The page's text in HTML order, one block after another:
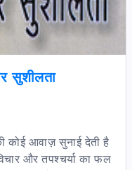
सुशीलता
आवाज़ सुनाई देती है
और तपश्चर्या का फल